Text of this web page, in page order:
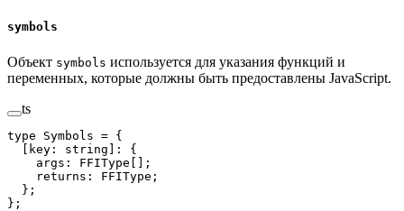
symbols
Объект symbols используется для указания функций и
переменных, которые должны быть предоставлены JavaScript.
ts
type Symbols = {
key : string :
{
    args
: FFIType [];
    returns
: FFIType ;
  };
};